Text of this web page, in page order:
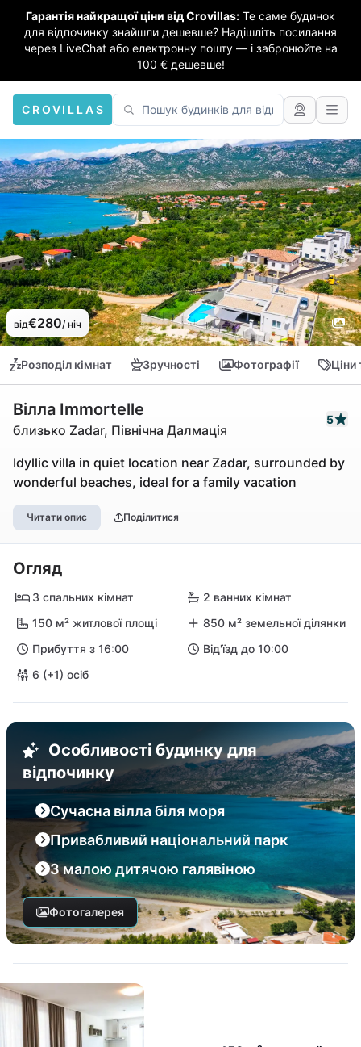
Гарантія найкращої ціни від Crovillas: Те саме будинок
для відпочинку знайшли дешевше? Надішліть посилання
через LiveChat або електронну пошту — і забронюйте на
100 € дешевше!
CROVILLAS
від€280/ ніч
Розподіл кімнат Зручності Фотографії Ціни
Вілла Immortelle
близько Zadar, Північна Далмація
5
Idyllic villa in quiet location near Zadar, surrounded by
wonderful beaches, ideal for a family vacation
Читати опис Поділитися
Огляд
3 спальних кімнат
2 ванних кімнат
150 м² житлової площі
850 м² земельної ділянки
Прибуття з 16:00
Від'їзд до 10:00
6 (+1) осіб
Особливості будинку для
відпочинку
Сучасна вілла біля моря
Привабливий національний парк
З малою дитячою галявіною
Фотогалерея